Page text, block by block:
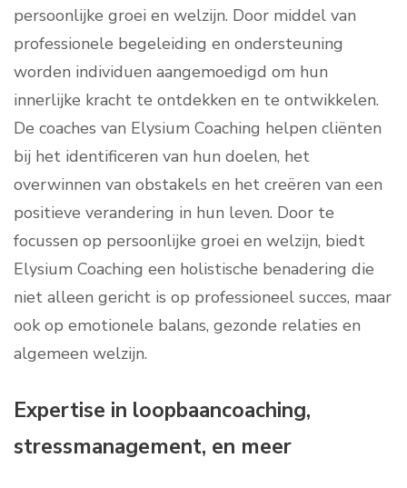
persoonlijke groei en welzijn. Door middel van
professionele begeleiding en ondersteuning
worden individuen aangemoedigd om hun
innerlijke kracht te ontdekken en te ontwikkelen.
De coaches van Elysium Coaching helpen cliënten
bij het identificeren van hun doelen, het
overwinnen van obstakels en het creëren van een
positieve verandering in hun leven. Door te
focussen op persoonlijke groei en welzijn, biedt
Elysium Coaching een holistische benadering die
niet alleen gericht is op professioneel succes, maar
ook op emotionele balans, gezonde relaties en
algemeen welzijn.
Expertise in loopbaancoaching,
stressmanagement, en meer